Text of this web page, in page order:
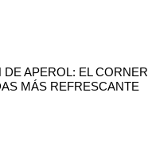
DE APEROL: EL CORNER
MÁS REFRESCANTE